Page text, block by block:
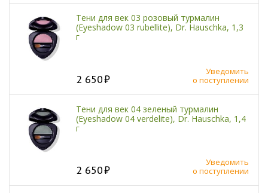
Тени для век 03 розовый турмалин
(Eyeshadow 03 rubellite), Dr. Hauschka, 1,3
г
2 650
Уведомить
о поступлении
Тени для век 04 зеленый турмалин
(Eyeshadow 04 verdelite), Dr. Hauschka, 1,4
г
2 650
Уведомить
о поступлении